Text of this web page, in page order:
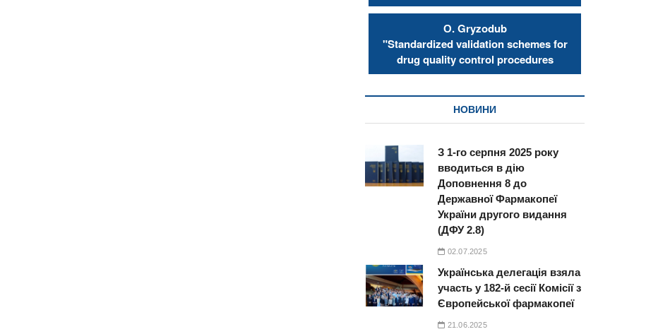
О. Gryzodub
"Standardized validation schemes for
drug quality control procedures
НОВИНИ
З 1-го серпня 2025 року
вводиться в дію
Доповнення 8 до
Державної Фармакопеї
України другого видання
(ДФУ 2.8)
02.07.2025
Українська делегація взяла
участь у 182-й сесії Комісії з
Європейської фармакопеї
21.06.2025